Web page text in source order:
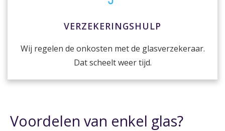
VERZEKERINGSHULP
Wij regelen de onkosten met de glasverzekeraar.
Dat scheelt weer tijd.
Voordelen van enkel glas?